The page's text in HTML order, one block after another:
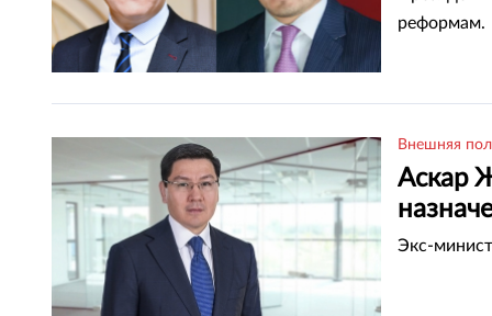
реформам.
Внешняя
Аскар
Экс-